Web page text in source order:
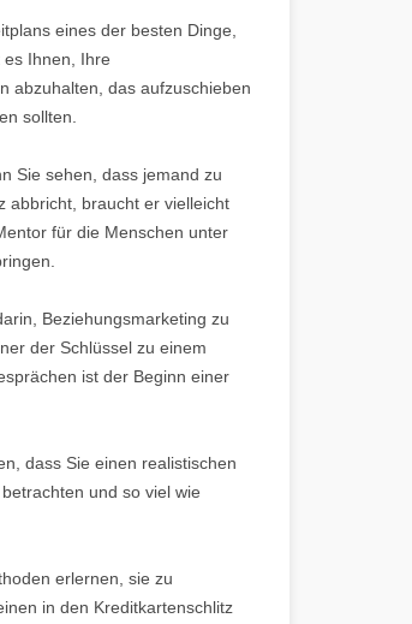
eines der besten Dinge,
Ihnen, Ihre
abzuhalten, das aufzuschieben
sollten.
Sie sehen, dass jemand zu
abbricht, braucht er vielleicht
für die Menschen unter
Beziehungsmarketing zu
der Schlüssel zu einem
ist der Beginn einer
dass Sie einen realistischen
und so viel wie
erlernen, sie zu
in den Kreditkartenschlitz